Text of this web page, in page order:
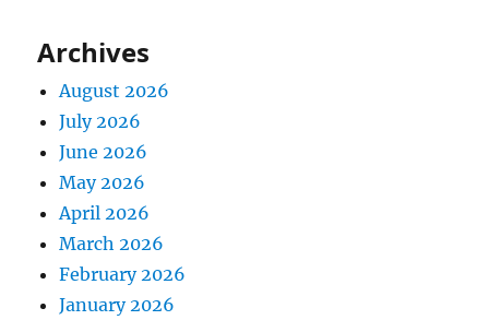
Archives
August 2026
July 2026
June 2026
May 2026
April 2026
March 2026
February 2026
January 2026